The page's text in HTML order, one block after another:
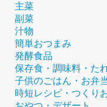
主菜
副菜
汁物
簡単おつまみ
発酵食品
保存食・調味料・た
子供のごはん・お弁
時短レシピ・つくり